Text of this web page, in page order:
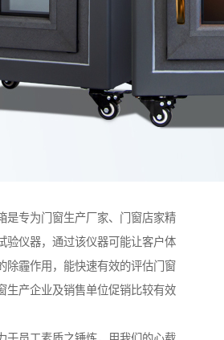
是专为门窗生产厂家、门窗店家精
验仪器，通过该仪器可能让客户体
除霾作用，能快速有效的评估门窗
生产企业及销售单位促销比较有效